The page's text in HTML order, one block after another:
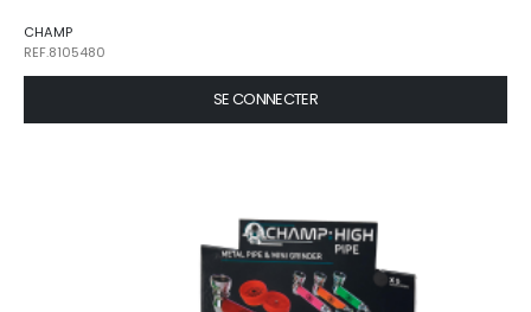
CHAMP
REF.8105480
SE CONNECTER